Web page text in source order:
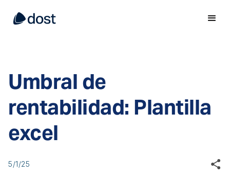
Umbral de
rentabilidad: Plantilla
excel
5/1/25